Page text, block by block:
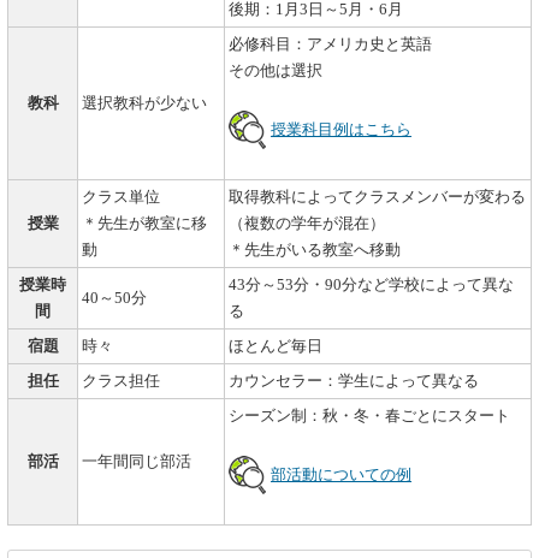
後期：1月3日～5月・6月
教科 選択教科が少ない
必修科目：アメリカ史と英語
その他は選択
授業科目例はこちら
授業
クラス単位
＊先生が教室に移
動
取得教科によってクラスメンバーが変わる
（複数の学年が混在）
＊先生がいる教室へ移動
授業時
間
40～50分
43分～53分・90分など学校によって異な
る
宿題 時々 ほとんど毎日
担任 クラス担任 カウンセラー：学生によって異なる
部活 一年間同じ部活
シーズン制：秋・冬・春ごとにスタート
部活動についての例